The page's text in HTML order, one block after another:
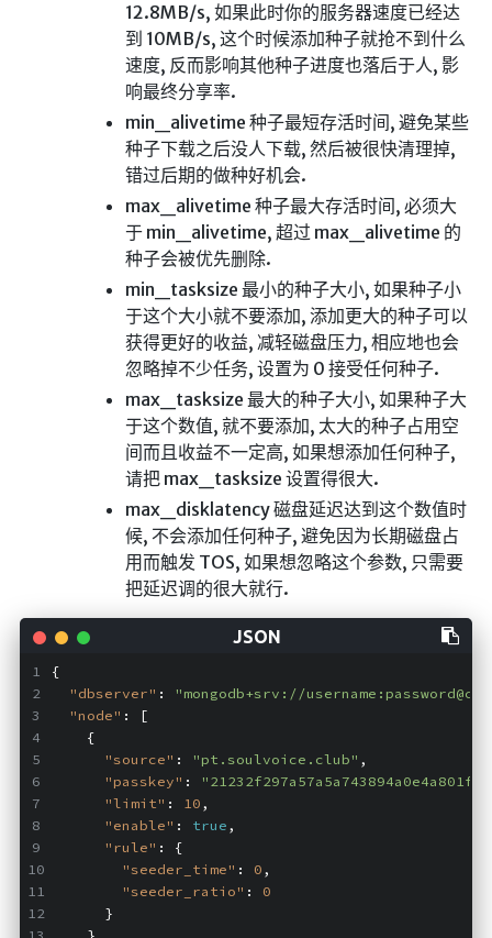
12.8MB/s, 如果此时你的服务器速度已经达
到 10MB/s, 这个时候添加种子就抢不到什么
速度, 反而影响其他种子进度也落后于人, 影
响最终分享率.
min_alivetime 种子最短存活时间, 避免某些
种子下载之后没人下载, 然后被很快清理掉,
错过后期的做种好机会.
max_alivetime 种子最大存活时间, 必须大
于 min_alivetime, 超过 max_alivetime 的
种子会被优先删除.
min_tasksize 最小的种子大小, 如果种子小
于这个大小就不要添加, 添加更大的种子可以
获得更好的收益, 减轻磁盘压力, 相应地也会
忽略掉不少任务, 设置为 0 接受任何种子.
max_tasksize 最大的种子大小, 如果种子大
于这个数值, 就不要添加, 太大的种子占用空
间而且收益不一定高, 如果想添加任何种子,
请把 max_tasksize 设置得很大.
max_disklatency 磁盘延迟达到这个数值时
候, 不会添加任何种子, 避免因为长期磁盘占
用而触发 TOS, 如果想忽略这个参数, 只需要
把延迟调的很大就行.
{
"dbserver" :
"mongodb+srv://
"node" : [
    {
"source" : "pt.soulvoice.club" ,
"passkey" :
"limit" : 10 ,
"enable" : true ,
"rule" : {
"seeder_time" : 0 ,
"seeder_ratio" : 0
      }
Mathlab教学
乐理学习
Web 技术教程
Greasemonkey学习
ffmpeg学习
字帖生成
全历史
发现中国
世界货币
土木类资源下载
找建筑 土木资源
🔨工具
手写文件生成
文件传输
图片加水印
查重软件
个人网盘
Cloudreve